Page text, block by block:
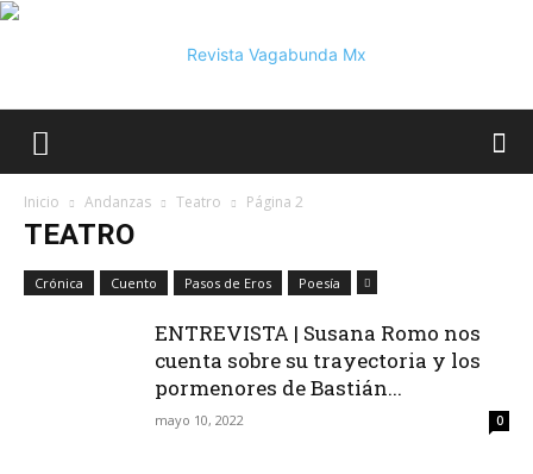
Mx
Inicio Andanzas Teatro Página 2
TEATRO
Crónica Cuento Pasos de Eros Poesía
ENTREVISTA | Susana Romo nos
cuenta sobre su trayectoria y los
pormenores de Bastián...
mayo 10, 2022 0